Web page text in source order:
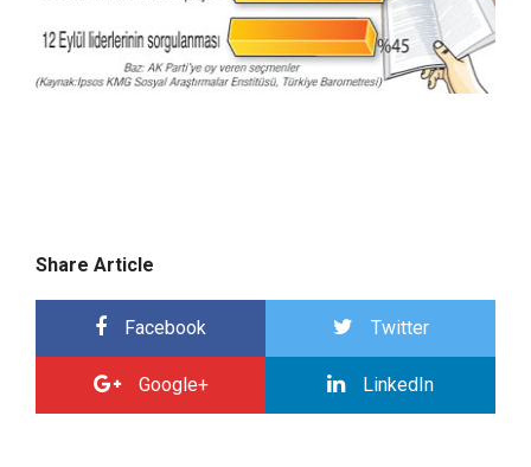
Share Article
Facebook Twitter
Google+ LinkedIn